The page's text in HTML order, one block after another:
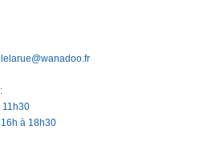
11h30
à 18h30